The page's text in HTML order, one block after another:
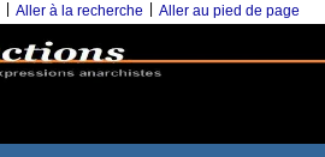
Aller à la recherche Aller au pied de page